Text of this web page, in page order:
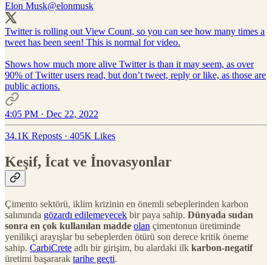
Elon Musk@elonmusk
Twitter is rolling out View Count, so you can see how many times a
tweet has been seen! This is normal for video.
Shows how much more alive Twitter is than it may seem, as over
90% of Twitter users read, but don’t tweet, reply or like, as those are
public actions.
4:05 PM · Dec 22, 2022
34.1K Reposts · 405K Likes
Keşif, İcat ve İnovasyonlar
Çimento sektörü, iklim krizinin en önemli sebeplerinden karbon
salımında gözardı edilemeyecek bir paya sahip. Dünyada sudan
sonra en çok kullanılan madde olan çimentonun üretiminde
yenilikçi arayışlar bu sebeplerden ötürü son derece kritik öneme
sahip. CarbiCrete adlı bir girişim, bu alardaki ilk karbon-negatif
üretimi başararak tarihe geçti.